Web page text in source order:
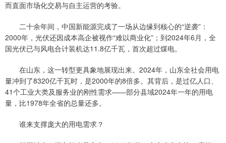
而直面市场化交易与自主运营的考验。
二十余年间，中国新能源完成了一场从边缘到核心的“逆袭”：
2000年，光伏还因成本高企被视作“难以商业化”；到2024年6月，全
国光伏已与风电合计装机达11.8亿千瓦，首次超过煤电。
在山东，这一转型更具象地展现出来。2024年，山东全社会用电
量冲到了8320亿千瓦时，是2000年的8倍多。其背后，是过亿人口、
41个工业大类及服务业的刚性需求——部分县域2024年一年的用电
量，比1978年全省的总量还多。
谁来支撑庞大的用电需求？